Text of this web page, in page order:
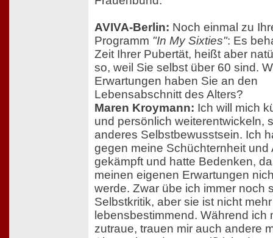
AVIVA-Berlin: Noch einmal zu
Programm "In My Sixties": Es
Zeit Ihrer Pubertät, heißt aber
so, weil Sie selbst über 60 sind.
Erwartungen haben Sie an den
Lebensabschnitt des Alters?
Maren Kroymann: Ich will mich
und persönlich weiterentwickeln,
anderes Selbstbewusstsein. Ich
gegen meine Schüchternheit und
gekämpft und hatte Bedenken,
meinen eigenen Erwartungen
werde. Zwar übe ich immer noch
Selbstkritik, aber sie ist nicht
lebensbestimmend. Während ich
zutraue, trauen mir auch andere